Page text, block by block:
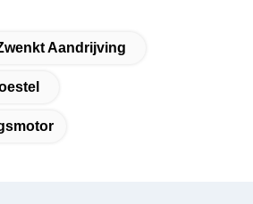
Aandrijving